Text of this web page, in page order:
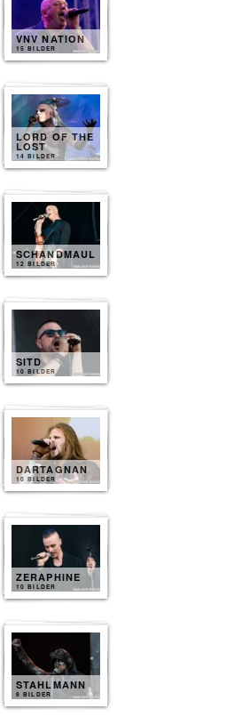
VNV NATION
15 BILDER
LORD OF THE
LOST
14 BILDER
SCHANDMAUL
12 BILDER
SITD
10 BILDER
DARTAGNAN
10 BILDER
ZERAPHINE
10 BILDER
STAHLMANN
8 BILDER